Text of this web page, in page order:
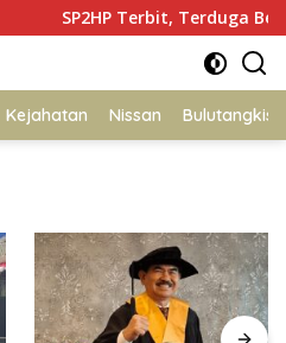
SP2HP Terbit, Terduga Belum
Kejahatan Nissan Bulutangkis